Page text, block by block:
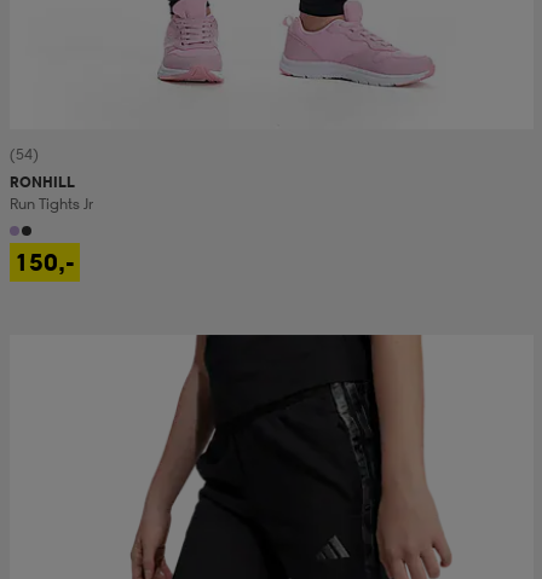
(54)
RONHILL
Run Tights Jr
150,-